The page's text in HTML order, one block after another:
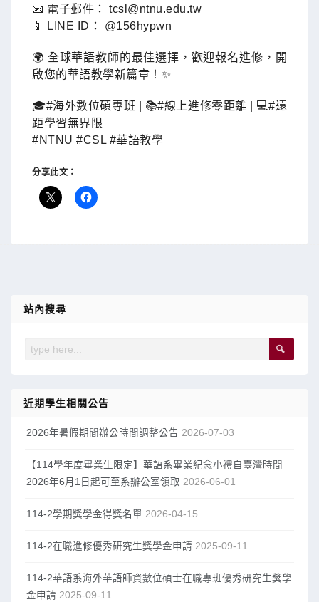
📧 電子郵件： tcsl@ntnu.edu.tw
📱 LINE ID： @156hypwn
🌍 全球華語教師的最佳選擇，歡迎報名進修，開
啟您的華語教學新篇章！✨
🎓#海外數位碩專班 | 📚#線上進修零距離 | 💻#遠
距學習無界限
#NTNU #CSL #華語教學
分享此文：
站內搜尋
近期學生相關公告
2026年暑假期間辦公時間調整公告 2026-07-03
【114學年度畢業生限定】華語系畢業紀念小禮自臺灣時間
2026年6月1日起可至系辦公室領取 2026-06-01
114-2學期獎學金得獎名單 2026-04-15
114-2在職進修優秀研究生獎學金申請 2025-09-11
114-2華語系海外華語師資數位碩士在職專班優秀研究生獎學
金申請 2025-09-11